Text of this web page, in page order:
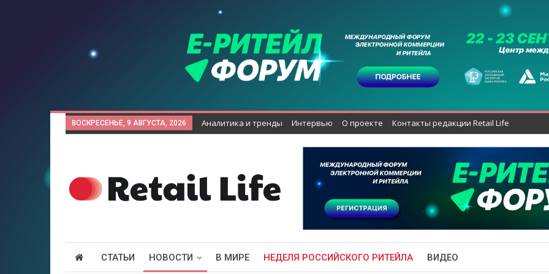
ВОСКРЕСЕНЬЕ, 9 АВГУСТА, 2026 Аналитика и тренды Интервью О проекте Контакты редакции Retail Life
СТАТЬИ НОВОСТИ В МИРЕ НЕДЕЛЯ РОССИЙСКОГО РИТЕЙЛА ВИДЕО